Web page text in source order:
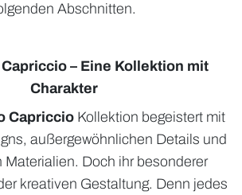
Abschnitten.
– Eine Kollektion mit
Charakter
Capriccio Kollektion begeistert mit
außergewöhnlichen Details und
Materialien. Doch ihr besonderer
kreativen Gestaltung. Denn jedes